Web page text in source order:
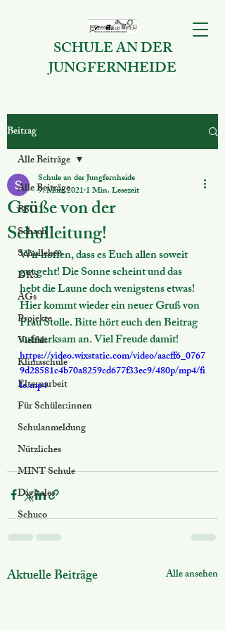
SCHULE AN DER
JUNGFERNHEIDE
Beitrag
Alle Beiträge
BSO
Schach
Schulleben
DKS
AGs
Projekte
Vielfalt
Klimaschule
Elternarbeit
Für Schüler:innen
Schulanmeldung
Nützliches
MINT Schule
Digitales
Schuco
Alle Beiträge
Grüße von der
Schulleitung!
Schule an der Jungfernheide
9. März 20211 Min. Lesezeit
Wir hoffen, dass es Euch allen soweit
gut geht! Die Sonne scheint und das
hebt die Laune doch wenigstens etwas!
Hier kommt wieder ein neuer Gruß von
Frau Stolle. Bitte hört euch den Beitrag
aufmerksam an. Viel Freude damit!
https://video.wixstatic.com/video/aacff6_0767
9d28581c4b70a8259cd677f33ec9/480p/mp4/fi
le.mp4
Aktuelle Beiträge Alle ansehen